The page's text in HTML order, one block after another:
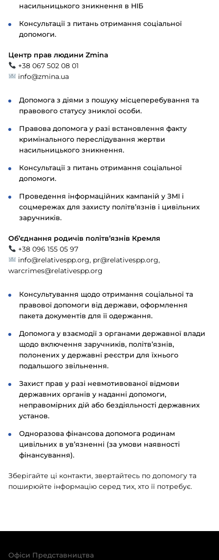
насильницького зникнення в НІБ
Консультації з питань отримання соціальної
допомоги.
Центр прав людини Zmina
+38 067 502 08 01
info@zmina.ua
Допомога з діями з пошуку місцеперебування та
правового статусу зниклої особи.
Правова допомога у разі встановлення факту
кримінального переслідування жертви
насильницького зникнення.
Консультації з питань отримання соціальної
допомоги.
Проведення інформаційних кампаній у ЗМІ і
соцмережах для захисту політв’язнів і цивільних
заручників.
Об’єднання родичів політв’язнів Кремля
+38 096 155 05 97
info@relativespp.org, pr@relativespp.org,
warcrimes@relativespp.org
Консультування щодо отримання соціальної та
правової допомоги від держави, оформлення
пакета документів для її одержання.
Допомога у взаємодії з органами державної влади
щодо включення заручників, політвʼязнів,
полонених у державні реєстри для їхнього
подальшого звільнення.
Захист прав у разі невмотивованої відмови
державних органів у наданні допомоги,
неправомірних дій або бездіяльності державних
установ.
Одноразова фінансова допомога родинам
цивільних в увʼязненні (за умови наявності
фінансування).
Зберігайте ці контакти, звертайтесь по допомогу та
поширюйте інформацію серед тих, хто її потребує.
Офіси Представництва